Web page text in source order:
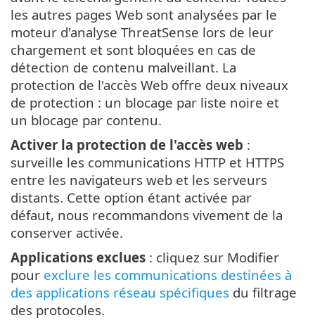
les autres pages Web sont analysées par le
moteur d'analyse ThreatSense lors de leur
chargement et sont bloquées en cas de
détection de contenu malveillant. La
protection de l'accès Web offre deux niveaux
de protection : un blocage par liste noire et
un blocage par contenu.
Activer la protection de l'accès web :
surveille les communications HTTP et HTTPS
entre les navigateurs web et les serveurs
distants. Cette option étant activée par
défaut, nous recommandons vivement de la
conserver activée.
Applications exclues : cliquez sur Modifier
pour exclure les communications destinées à
des applications réseau spécifiques du filtrage
des protocoles.